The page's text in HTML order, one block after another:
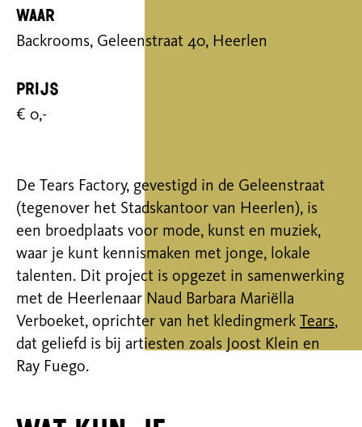
Waar
Backrooms, Geleenstraat 40, Heerlen
Prijs
€ 0,-
De Tears Factory, gevestigd in de Geleenstraat
(tegenover het Stadskantoor van Heerlen), is
een broedplaats voor mode, kunst en muziek,
waar je kunt kennismaken met jonge, lokale
talenten. Dit project is opgezet in samenwerking
met de Heerlenaar Naud Barbara Mariëlla
Verboeket, oprichter van het kledingmerk Tears,
dat geliefd is bij artiesten zoals Joost Klein en
Ray Fuego.